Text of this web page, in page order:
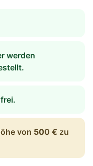
werden
von 500 € zu